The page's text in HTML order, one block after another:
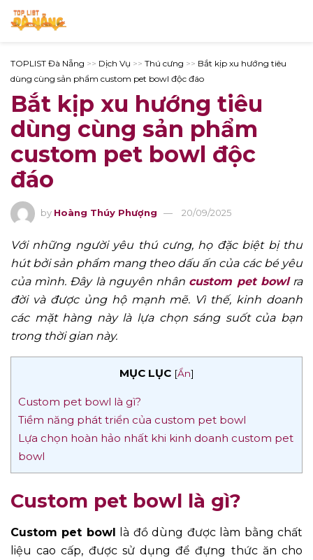
TOPLIST Đà Nẵng >> Dịch Vụ >> Thú cưng >> Bắt kịp xu hướng tiêu
dùng cùng sản phẩm custom pet bowl độc đáo
Bắt kịp xu hướng tiêu
dùng cùng sản phẩm
custom pet bowl độc
đáo
by Hoàng Thúy Phượng 20/09/2025
Với những người yêu thú cưng, họ đặc biệt bị thu
hút bởi sản phẩm mang theo dấu ấn của các bé yêu
của mình. Đây là nguyên nhân custom pet bowlra
đời và được ủng hộ mạnh mẽ. Vì thế, kinh doanh
các mặt hàng này là lựa chọn sáng suốt của bạn
trong thời gian này.
MỤC LỤC [Ẩn]
Custom pet bowl là gì?
Tiềm năng phát triển của custom pet bowl
Lựa chọn hoàn hảo nhất khi kinh doanh custom pet
bowl
Custom pet bowl là gì?
Custom pet bowl là đồ dùng được làm bằng chất
liệu cao cấp, được sử dụng để đựng thức ăn cho